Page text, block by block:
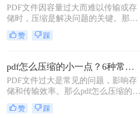
它支持自定义压缩等级、图片重采
样，且完全本地处理，安全无广告。
的需求，然后逐一详解每种方法的具
PDF文件因容量过大而难以传输或存
储时，压缩是解决问题的关键。那么
pdf压缩文件怎么压缩最小呢？本文将
介绍几种高效压缩PDF的方法，帮助
赞 踩
pdf怎么压缩的小一点？6种常用方案详解！
PDF文件过大是常见的问题，影响存
储和传输效率。那么pdf怎么压缩的小
一点呢？本文将详解6种主流压缩方
案，助你快速解决文件体积过大的困
赞 踩